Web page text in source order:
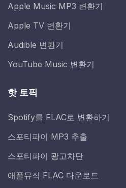
Apple Music MP3 변환기
Apple TV 변환기
Audible 변환기
YouTube Music 변환기
핫 토픽
Spotify를 FLAC로 변환하기
스포티파이 MP3 추출
스포티파이 광고차단
애플뮤직 FLAC 다운로드